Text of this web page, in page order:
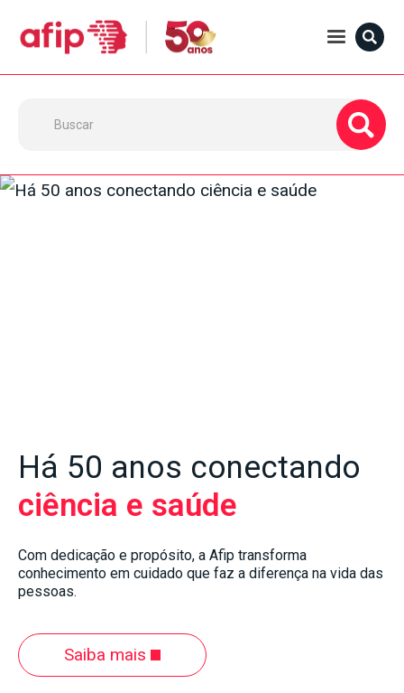
Há 50 anos conectando
ciência e saúde
Com dedicação e propósito, a Afip transforma
conhecimento em cuidado que faz a diferença na vida das
pessoas.
Saiba mais